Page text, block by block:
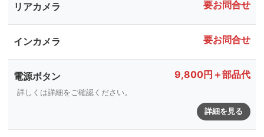
リアカメラ 要お問合せ
インカメラ 要お問合せ
電源ボタン 9,800円＋部品代
詳しくは詳細をご確認ください。
詳細を見る